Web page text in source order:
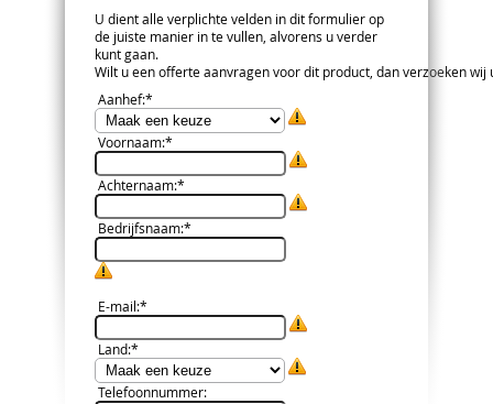
U dient alle verplichte velden in dit formulier op
de juiste manier in te vullen, alvorens u verder
kunt gaan.
Wilt u een offerte aanvragen voor dit product, dan verzoeken
Aanhef:*
Voornaam:*
Achternaam:*
Bedrijfsnaam:*
E-mail:*
Land:*
Telefoonnummer: